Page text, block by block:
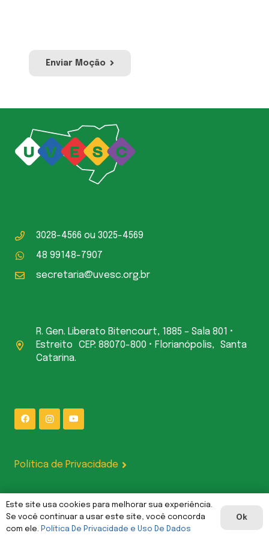
Enviar Moção
3028-4566 ou 3025-4569
48 99148-7907
secretaria@uvesc.org.br
R. Gen. Liberato Bitencourt, 1885 – Sala 801 •
Estreito CEP: 88070-800 • Florianópolis, Santa
Catarina.
Política de Privacidade
UVESC Comunicações | Gerenciado por L P CODE LTDA — CNPJ:
62.387.377/0001-00
Este site usa cookies para melhorar sua experiência.
Se você continuar a usar este site, você concorda
com ele. Política De Privacidade e Uso De Dados
Ok